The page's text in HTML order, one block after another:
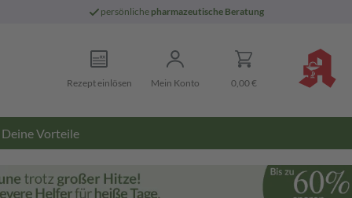
persönliche pharmazeutische Beratung
Rezept einlösen Mein Konto 0,00 €
Deine Vorteile